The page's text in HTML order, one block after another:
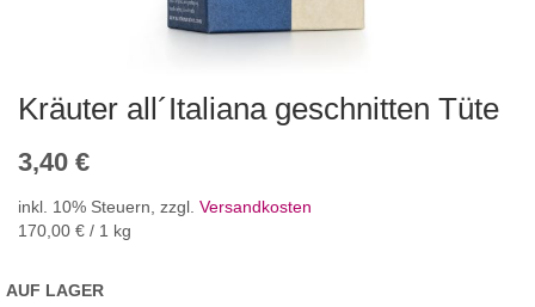
Kräuter all´Italiana geschnitten Tüte
3,40 €
inkl. 10% Steuern, zzgl. Versandkosten
170,00 € / 1 kg
AUF LAGER